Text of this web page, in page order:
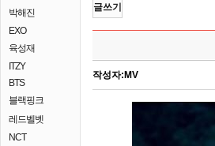
박해진
EXO
육성재
ITZY
BTS
블랙핑크
레드벨벳
NCT
글쓰기
작성자: MV